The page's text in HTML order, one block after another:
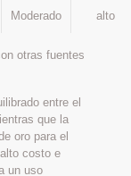
Moderado alto
otras fuentes
entre el
que la
oro para el
costo e
un uso